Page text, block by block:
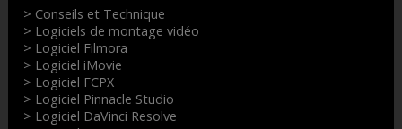
> Conseils et Technique
> Logiciels de montage vidéo
> Logiciel Filmora
> Logiciel iMovie
> Logiciel FCPX
> Logiciel Pinnacle Studio
> Logiciel DaVinci Resolve